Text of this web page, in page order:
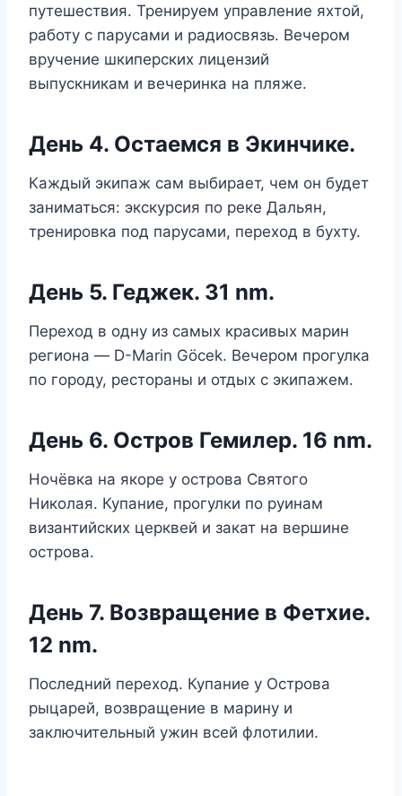
путешествия. Тренируем управление яхтой,
работу с парусами и радиосвязь. Вечером
вручение шкиперских лицензий
выпускникам и вечеринка на пляже.
День 4. Остаемся в Экинчике.
Каждый экипаж сам выбирает, чем он будет
заниматься: экскурсия по реке Дальян,
тренировка под парусами, переход в бухту.
День 5. Геджек. 31 nm.
Переход в одну из самых красивых марин
региона — D-Marin Göcek. Вечером прогулка
по городу, рестораны и отдых с экипажем.
День 6. Остров Гемилер. 16 nm.
Ночёвка на якоре у острова Святого
Николая. Купание, прогулки по руинам
византийских церквей и закат на вершине
острова.
День 7. Возвращение в Фетхие.
12 nm.
Последний переход. Купание у Острова
рыцарей, возвращение в марину и
заключительный ужин всей флотилии.